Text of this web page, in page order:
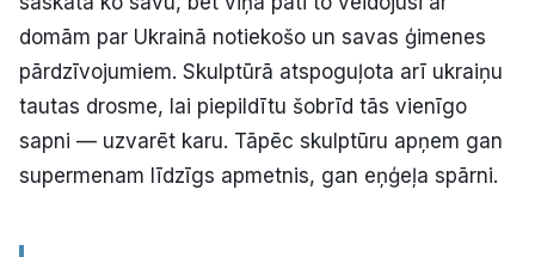
domām par Ukrainā notiekošo un savas ģimenes
pārdzīvojumiem. Skulptūrā atspoguļota arī ukraiņu
tautas drosme, lai piepildītu šobrīd tās vienīgo
sapni — uzvarēt karu. Tāpēc skulptūru apņem gan
supermenam līdzīgs apmetnis, gan eņģeļa spārni.